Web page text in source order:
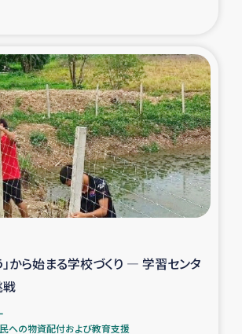
によるマングローブ植林活動
でのシリア難民への食糧・越冬支援
レバノンにおける緊急支援
でのシリア難民への教育支援事業
シリア難民・レバノン人への農業支援
海外ルーツの市民との共生
神原ゼミxパルシック
」から始まる学校づくり ― 学習センタ
戦
への物資配付および教育支援